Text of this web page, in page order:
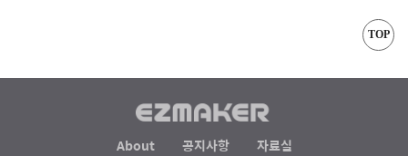
TOP
About 공지사항 자료실